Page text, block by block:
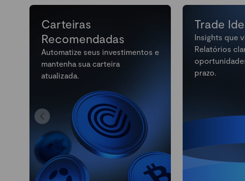
Carteiras
Recomendadas
Automatize seus investimentos e
mantenha sua carteira
atualizada.
Trade
Insights que
Relatórios
prazo.